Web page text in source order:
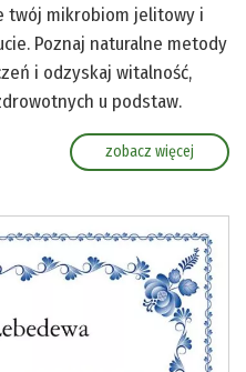
twój mikrobiom jelitowy i
Poznaj naturalne metody
i odzyskaj witalność,
u podstaw.
zobacz więcej